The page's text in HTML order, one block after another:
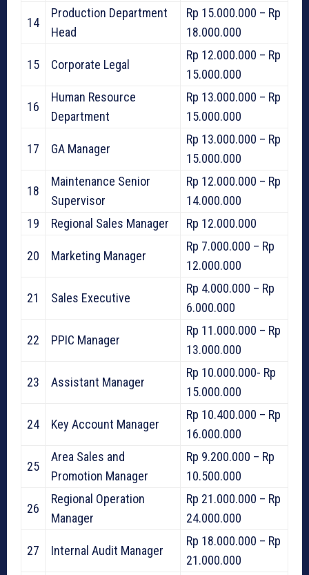
14
Production Department
Head
Rp 15.000.000 – Rp
18.000.000
15 Corporate Legal
Rp 12.000.000 – Rp
15.000.000
16
Human Resource
Department
Rp 13.000.000 – Rp
15.000.000
17 GA Manager
Rp 13.000.000 – Rp
15.000.000
18
Maintenance Senior
Supervisor
Rp 12.000.000 – Rp
14.000.000
19
Regional Sales Manager Rp 12.000.000
20 Marketing Manager
Rp 7.000.000 – Rp
12.000.000
21 Sales Executive
Rp 4.000.000 – Rp
6.000.000
22 PPIC Manager
Rp 11.000.000 – Rp
13.000.000
23 Assistant Manager
Rp 10.000.000- Rp
15.000.000
24 Key Account Manager
Rp 10.400.000 – Rp
16.000.000
25
Area Sales and
Promotion Manager
Rp 9.200.000 – Rp
10.500.000
26
Regional Operation
Manager
Rp 21.000.000 – Rp
24.000.000
27 Internal Audit Manager
Rp 18.000.000 – Rp
21.000.000